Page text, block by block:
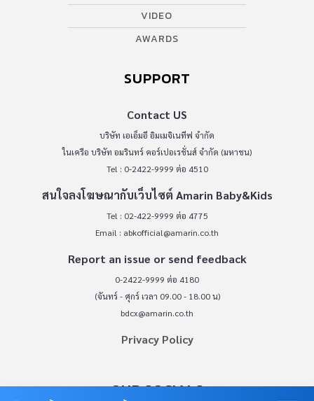
VIDEO
AWARDS
SUPPORT
Contact US
บริษัท เอเอ็มอี อิมเมจิเนทีฟ จำกัด
ในเครือ บริษัท อมรินทร์ คอร์เปอเรชั่นส์ จำกัด (มหาชน)
Tel : 0-2422-9999 ต่อ 4510
สนใจลงโฆษณากับเว็บไซต์ Amarin Baby&Kids
Tel : 02-422-9999 ต่อ 4775
Email : abkofficial@amarin.co.th
Report an issue or send feedback
0-2422-9999 ต่อ 4180
(จันทร์ - ศุกร์ เวลา 09.00 - 18.00 น)
bdcx@amarin.co.th
Privacy Policy
OUR SOCIALS